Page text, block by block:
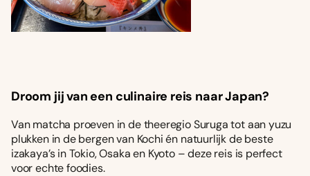
Droom jij van een culinaire reis naar Japan?
Van matcha proeven in de theeregio Suruga tot aan yuzu
plukken in de bergen van Kochi én natuurlijk de beste
izakaya’s in Tokio, Osaka en Kyoto – deze reis is perfect
voor echte foodies.